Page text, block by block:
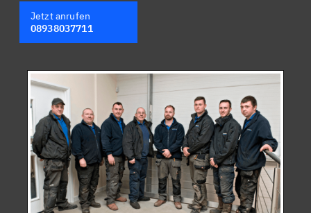
Jetzt anrufen
08938037711